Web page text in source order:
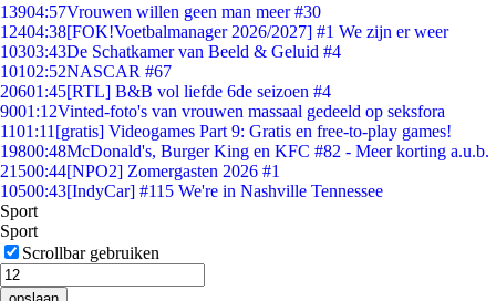
13904:57Vrouwen willen geen man meer #30
12404:38[FOK!Voetbalmanager 2026/2027] #1 We zijn er weer
10303:43De Schatkamer van Beeld & Geluid #4
10102:52NASCAR #67
20601:45[RTL] B&B vol liefde 6de seizoen #4
9001:12Vinted-foto's van vrouwen massaal gedeeld op seksfora
1101:11 [gratis] Videogames Part 9: Gratis en free-to-play games!
19800:48McDonald's, Burger King en KFC #82 - Meer korting a.u.b.
21500:44[NPO2] Zomergasten 2026 #1
10500:43[IndyCar] #115 We're in Nashville Tennessee
Sport
Sport
Scrollbar gebruiken